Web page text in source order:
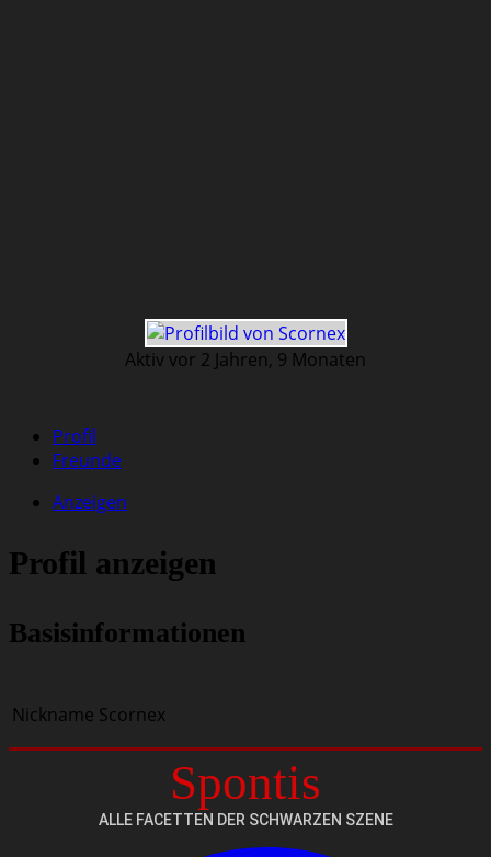
Aktiv vor 2 Jahren, 9 Monaten
Profil
Freunde
Anzeigen
Profil anzeigen
Basisinformationen
Nickname Scornex
Spontis
ALLE FACETTEN DER SCHWARZEN SZENE